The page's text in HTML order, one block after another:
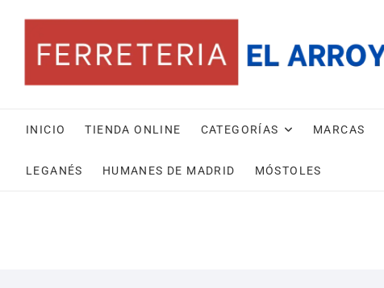
contenido
INICIO TIENDA ONLINE CATEGORÍAS MARCAS
LEGANÉS HUMANES DE MADRID MÓSTOLES